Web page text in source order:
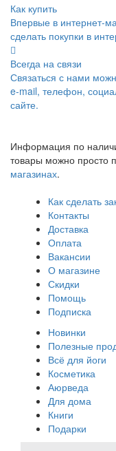
Как купить
Впервые в интернет-
сделать покупки в
Всегда на связи
Связаться с нами
e-mail, телефон,
сайте.
Информация по
товары можно просто
магазинах.
Как сделать
Контакты
Доставка
Оплата
Вакансии
О магазине
Скидки
Помощь
Подписка
Новинки
Полезные
Всё для йоги
Косметика
Аюрведа
Для дома
Книги
Подарки